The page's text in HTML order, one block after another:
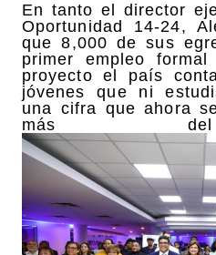
En tanto el director
Oportunidad 14-24,
que 8,000 de sus
primer empleo
proyecto el país
jóvenes que ni
una cifra que ahora
más